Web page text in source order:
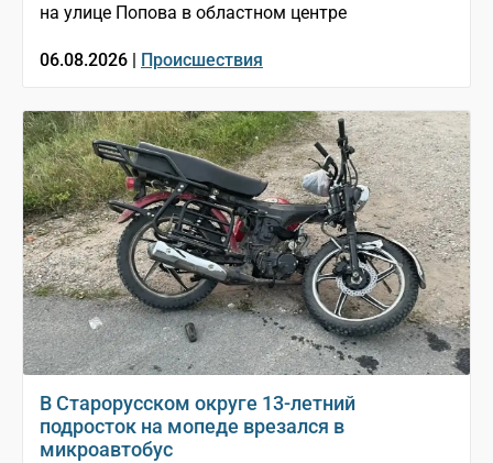
на улице Попова в областном центре
06.08.2026 | Происшествия
В Старорусском округе 13-летний
подросток на мопеде врезался в
микроавтобус